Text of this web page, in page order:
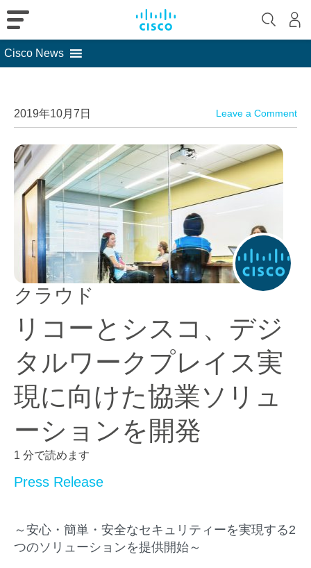
Cisco News
2019年10月7日 Leave a Comment
クラウド
リコーとシスコ、デジ
タルワークプレイス実
現に向けた協業ソリュ
ーションを開発
1 分で読めます
Press Release
～安心・簡単・安全なセキュリティーを実現する2
つのソリューションを提供開始～